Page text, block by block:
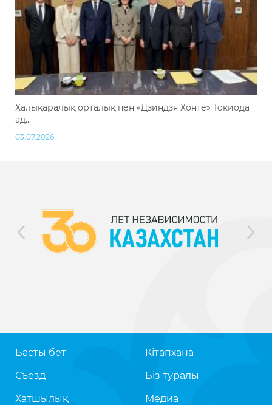
Халықаралық орталық пен «Дзиндзя Хонтё» Токиода
ад...
03.07.2026
Басты бет
Съезд
Хатшылық
Кітапхана
Біз туралы
Медиа